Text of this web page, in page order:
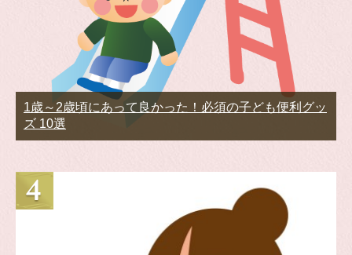
1歳～2歳頃にあって良かった！必須の子ども便利グッ
ズ 10選